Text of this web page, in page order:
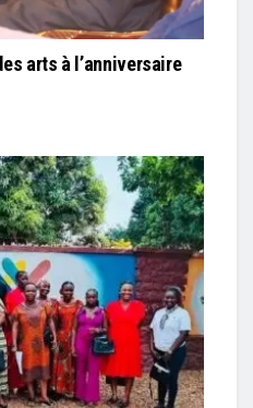
arts à l’anniversaire